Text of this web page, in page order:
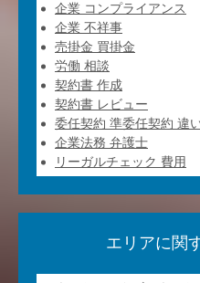
企業 コンプライアンス
企業 不祥事
売掛金 買掛金
労働 相談
契約書 作成
契約書 レビュー
委任契約 準委任契約 違
企業法務 弁護士
リーガルチェック 費用
エリアに関